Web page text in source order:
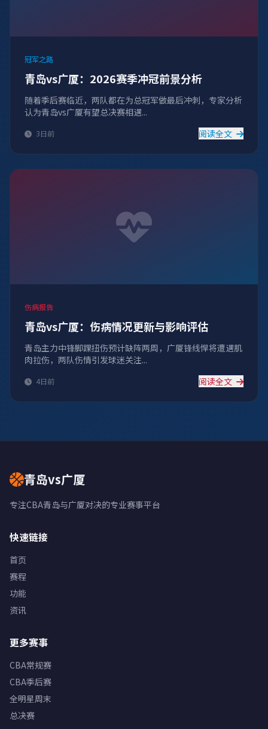
冠军之路
青岛vs广厦：2026赛季冲冠前景分析
随着季后赛临近，两队都在为总冠军做最后冲刺，专家分析
认为青岛vs广厦有望总决赛相遇...
3日前 阅读全文
伤病报告
青岛vs广厦：伤病情况更新与影响评估
青岛主力中锋脚踝扭伤预计缺阵两周，广厦锋线悍将遭遇肌
肉拉伤，两队伤情引发球迷关注...
4日前 阅读全文
青岛vs广厦
专注CBA青岛与广厦对决的专业赛事平台
快速链接
首页
赛程
功能
资讯
更多赛事
CBA常规赛
CBA季后赛
全明星周末
总决赛